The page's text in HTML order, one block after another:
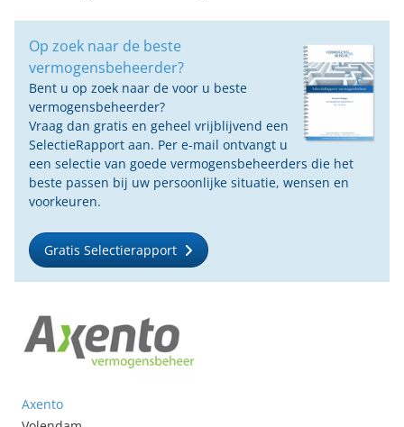
Op zoek naar de beste
vermogensbeheerder?
Bent u op zoek naar de voor u beste
vermogensbeheerder?
Vraag dan gratis en geheel vrijblijvend een
SelectieRapport aan. Per e-mail ontvangt u
een selectie van goede vermogensbeheerders die het
beste passen bij uw persoonlijke situatie, wensen en
voorkeuren.
Gratis Selectierapport
Axento